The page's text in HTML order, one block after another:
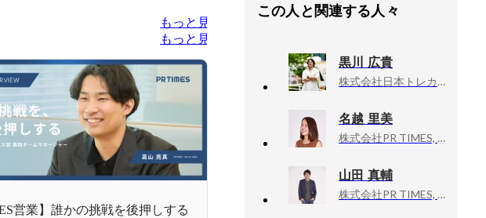
もっと見る
もっと見る
営業】誰かの挑戦を後押しする
この人と関連する人々
黒川 広貴
株式会社日本トレカセンター, 人事部 部長
名越 里美
株式会社PR TIMES, 開発採用育成マネージャー
山田 真輔
株式会社PR TIMES, 執行役員 Jooto事業部長